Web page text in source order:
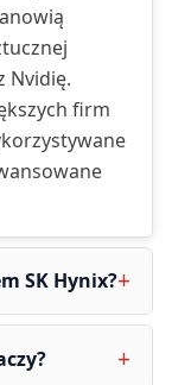
Nvidię.
firm
SK Hynix?